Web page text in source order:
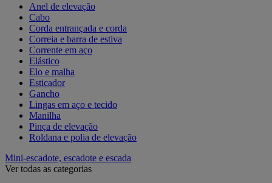
Anel de elevação
Cabo
Corda entrançada e corda
Correia e barra de estiva
Corrente em aço
Elástico
Elo e malha
Esticador
Gancho
Lingas em aço e tecido
Manilha
Pinça de elevação
Roldana e polia de elevação
Mini-escadote, escadote e escada
Ver todas as categorias